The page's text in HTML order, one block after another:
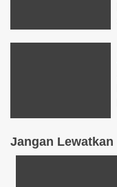
Jangan Lewatkan